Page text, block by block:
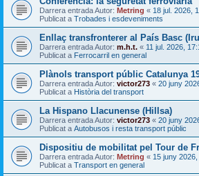
Darrera entrada Autor: Metring « 18 jul. 2026,
Publicat a Trobades i esdeveniments
Enllaç transfronterer al País Basc
Darrera entrada Autor: m.h.t. « 11 jul. 2026,
Publicat a Ferrocarril en general
Plànols transport públic Catalunya
Darrera entrada Autor: victor273 « 20 juny
Publicat a Història del transport
La Hispano Llacunense (Hillsa)
Darrera entrada Autor: victor273 « 20 juny
Publicat a Autobusos i resta transport públic
Dispositiu de mobilitat pel Tour de
Darrera entrada Autor: Metring « 15 juny
Publicat a Transport en general